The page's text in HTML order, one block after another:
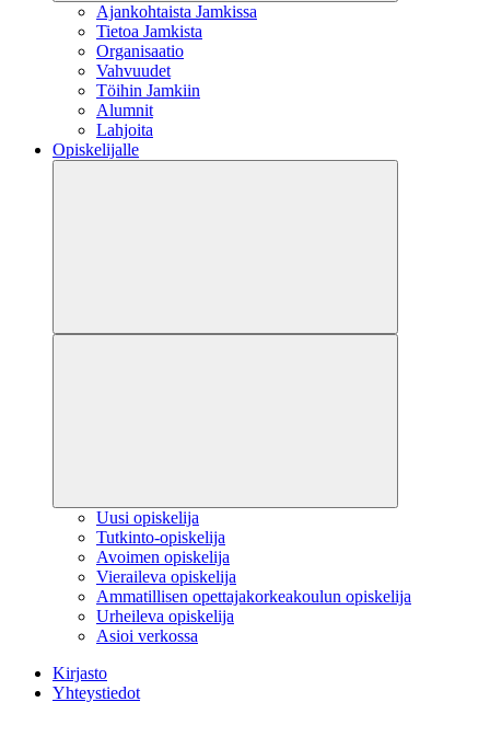
Ajankohtaista Jamkissa
Tietoa Jamkista
Organisaatio
Vahvuudet
Töihin Jamkiin
Alumnit
Lahjoita
Opiskelijalle
Uusi opiskelija
Tutkinto-opiskelija
Avoimen opiskelija
Vieraileva opiskelija
Ammatillisen opettajakorkeakoulun opiskelija
Urheileva opiskelija
Asioi verkossa
Kirjasto
Yhteystiedot